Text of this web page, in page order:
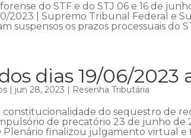
do STF e do STJ 06 e 16 de
2023 | Supremo Tribunal Federal e
suspensos os prazos processuais do
dias 19/06/2023
| jun 28, 2023 | Resenha Tributária
do sequestro de
de precatório 23 de junho de
Plenário finalizou julgamento virtual e